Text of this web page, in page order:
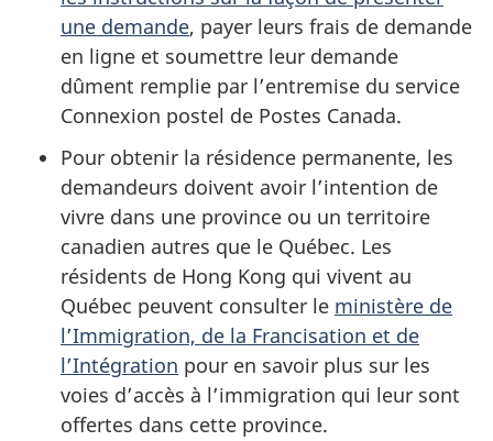
une demande, payer leurs frais de demande
en ligne et soumettre leur demande
dûment remplie par l’entremise du service
Connexion postel de Postes Canada.
Pour obtenir la résidence permanente, les
demandeurs doivent avoir l’intention de
vivre dans une province ou un territoire
canadien autres que le Québec. Les
résidents de Hong Kong qui vivent au
Québec peuvent consulter le ministère de
l’Immigration, de la Francisation et de
l’Intégration pour en savoir plus sur les
voies d’accès à l’immigration qui leur sont
offertes dans cette province.